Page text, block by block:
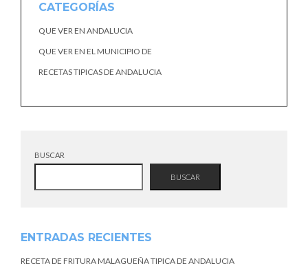
CATEGORÍAS
QUE VER EN ANDALUCIA
QUE VER EN EL MUNICIPIO DE
RECETAS TIPICAS DE ANDALUCIA
BUSCAR
BUSCAR
ENTRADAS RECIENTES
RECETA DE FRITURA MALAGUEÑA TIPICA DE ANDALUCIA